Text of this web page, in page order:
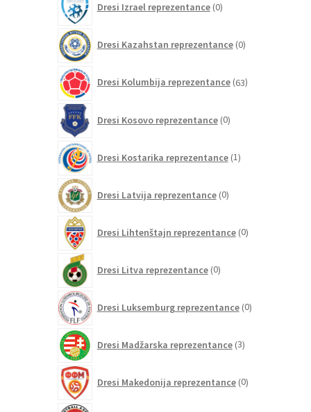
Dresi Izrael reprezentance 0izdelkov
Dresi Kazahstan reprezentance 0izdelkov
Dresi Kolumbija reprezentance 63izdelkov
Dresi Kosovo reprezentance 0izdelkov
Dresi Kostarika reprezentance 1izdelek
Dresi Latvija reprezentance 0izdelkov
Dresi Lihtenštajn reprezentance 0izdelkov
Dresi Litva reprezentance 0izdelkov
Dresi Luksemburg reprezentance 0izdelkov
Dresi Madžarska reprezentance 3izdelki
Dresi Makedonija reprezentance 0izdelkov